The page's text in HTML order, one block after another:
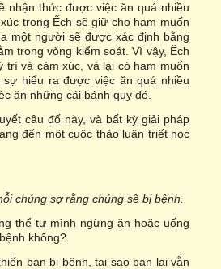
nhận thức được việc ăn quá nhiều
trong Ếch sẽ giữ cho ham muốn
một người sẽ được xác định bằng
trong vòng kiểm soát. Vì vậy, Ếch
và cảm xúc, và lại có ham muốn
hiểu ra được việc ăn quá nhiều
ăn những cái bánh quy đó.
câu đố này, và bất kỳ giải pháp
đến một cuộc thảo luận triết học
chúng sợ rằng chúng sẽ bị bệnh.
thể tự mình ngừng ăn hoặc uống
không?
bạn bị bệnh, tại sao bạn lại vẫn